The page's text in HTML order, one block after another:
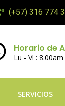
(+57) 316 774
Horario de
Lu - Vi :
SERVICIOS